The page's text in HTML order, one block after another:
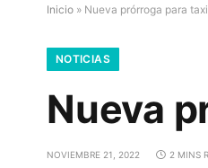
Inicio » Nueva prórroga para
NOTICIAS
Nueva
NOVIEMBRE 21, 2022 2 MINS